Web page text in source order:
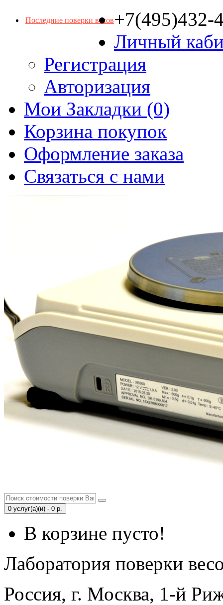
Последние поверки весов+7(495)432-
Личный
Регистрация
Авторизация
Мои Закладки (0)
Корзина покупок
Оформление заказа
Связаться с нами
0 услуг(а)(и) - 0 р.
В корзине пусто!
Лаборатория поверки
Россия, г. Москва, 1-й